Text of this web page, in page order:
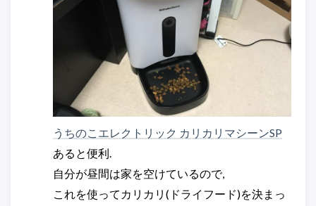
うちのこエレクトリック カリカリマシーンSP
あると便利.
自分が昼間は家を空けているので,
これを使ってカリカリ(ドライフード)を決まっ